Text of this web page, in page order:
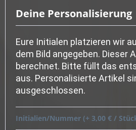
Deine Personalisierung
Eure Initialen platzieren wir
dem Bild angegeben. Dieser
berechnet. Bitte füllt das
aus. Personalisierte Artikel
ausgeschlossen.
Initialien/Nummer (+ 3,00 € /